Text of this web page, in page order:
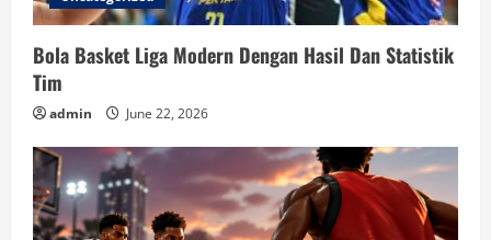
Bola Basket Liga Modern Dengan Hasil Dan Statistik
Tim
admin June 22, 2026